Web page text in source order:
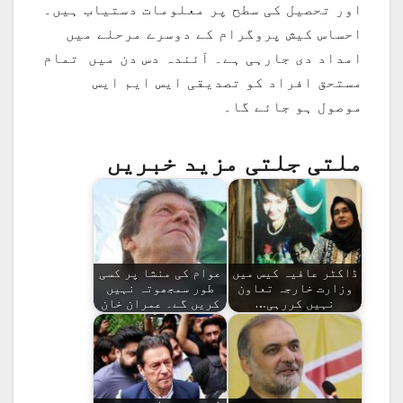
اور تحصیل کی سطح پر معلومات دستیاب ہیں۔
احساس کیش پروگرام کے دوسرے مرحلے میں
امداد دی جارہی ہے۔ آئندہ دس دن میں تمام
مستحق افراد کو تصدیقی ایس ایم ایس
موصول ہو جائے گا۔
ملتی جلتی مزید خبریں
ڈاکٹر عافیہ کیس میں
وزارت خارجہ تعاون
نہیں کررہی…
عوام کی منشا پر کسی
طور سمجھوتہ نہیں
کریں گے۔ عمران خان